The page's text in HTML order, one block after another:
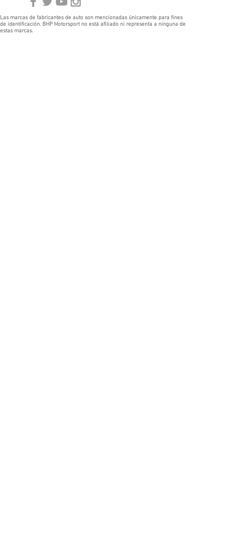
Las marcas de fabricantes de auto son mencionadas únicamente para fines
de identificación. BHP Motorsport no está afiliado ni representa a ninguna de
estas marcas.